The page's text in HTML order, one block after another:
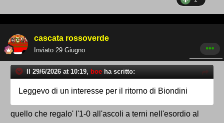
cascata rossoverde
Inviato 29 Giugno
Il 29/6/2026 at 10:19, boe ha scritto:
Leggevo di un interesse per il ritorno di Biondini
quello che regalo' l'1-0 all'ascoli a terni nell'esordio al